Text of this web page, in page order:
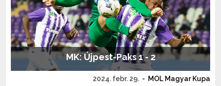
MK: Újpest-Paks 1 - 2
2024. febr. 29. - MOL Magyar Kupa